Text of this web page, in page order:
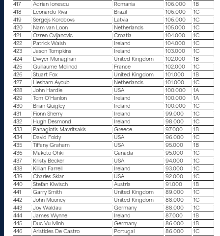
417
Adrian Ionescu Romania 106.000
1B
418
Leonardo Riva Brazil 106.000
1C
419
Sergejs Korobovs Latvia 106.000
1C
420
Nam van Loon Netherlands 105.000
1C
421
Ozren Cvijanovic Croatia 104.000
1C
422
Patrick Walsh Ireland 104.000
1C
423
Jason Tompkins Ireland 103.000
1C
424
Dwyer Monaghan United Kingdom 102.000
1B
425
Guillaume Molinod France 102.000
1C
426
Stuart Fox United Kingdom 101.000
1B
427
Hesham Ayoub Netherlands 101.000
1C
428
John Hardie USA 100.000
1A
429
Tom O’Hanlon Ireland 100.000
1A
430
Brian Quigley Ireland 100.000
1C
431
Fionn Sherry Ireland 99.000
1C
432
Hugh Desmond Ireland 98.000
1C
433
Panagiotis Mavritsakis Greece 97.000
1B
434
David Foldy USA 96.000
1C
435
Tiffany Graham USA 95.000
1B
436
Makoto Ohki Canada 95.000
1C
437
Kristy Becker USA 94.000
1C
438
Killian Farrell Ireland 93.000
1C
439
Charles Sklar USA 92.000
1C
440
Stefan Kiwisch Austria 91.000
1B
441
Garry Smith United Kingdom 89.000
1C
442
John Mooney United Kingdom 88.000
1C
443
Joy Waldau Germany 88.000
1C
444
James Wynne Ireland 87.000
1B
445
Duc Vu Minh Germany 86.000
1B
446
Aristides De Castro Portugal 86.000
1C